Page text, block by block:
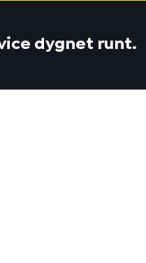
dygnet runt.